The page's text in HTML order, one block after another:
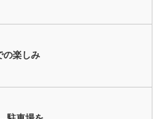
の楽しみ